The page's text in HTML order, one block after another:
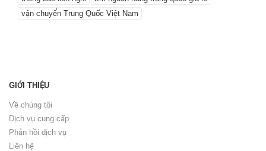
vận chuyển Trung Quốc Việt Nam
GIỚI THIỆU
Về chúng tôi
Dịch vụ cung cấp
Phản hồi dịch vụ
Liên hệ